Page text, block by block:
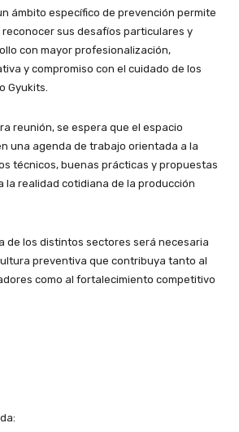
ámbito específico de prevención permite
sus desafíos particulares y
con mayor profesionalización,
y compromiso con el cuidado de los
Gyukits.
reunión, se espera que el espacio
una agenda de trabajo orientada a la
técnicos, buenas prácticas y propuestas
la realidad cotidiana de la producción
de los distintos sectores será necesaria
preventiva que contribuya tanto al
como al fortalecimiento competitivo